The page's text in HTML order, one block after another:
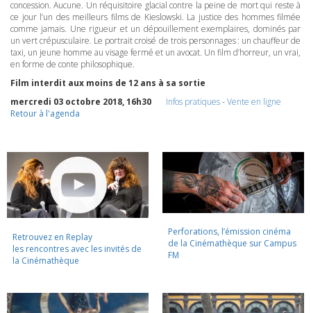
concession. Aucune. Un réquisitoire glacial contre la peine de mort qui reste à
ce jour l’un des meilleurs films de Kieslowski. La justice des hommes filmée
comme jamais. Une rigueur et un dépouillement exemplaires, dominés par
un vert crépusculaire. Le portrait croisé de trois personnages : un chauffeur de
taxi, un jeune homme au visage fermé et un avocat. Un film d’horreur, un vrai,
en forme de conte philosophique.
Film interdit aux moins de 12 ans à sa sortie
mercredi 03 octobre 2018, 16h30
Infos pratiques-Vente en ligne
Retour à l'agenda
Retrouvez en Replay
les rencontres avec les invités de
la Cinémathèque
Perforations, l’émission cinéma
de la Cinémathèque sur Campus
FM